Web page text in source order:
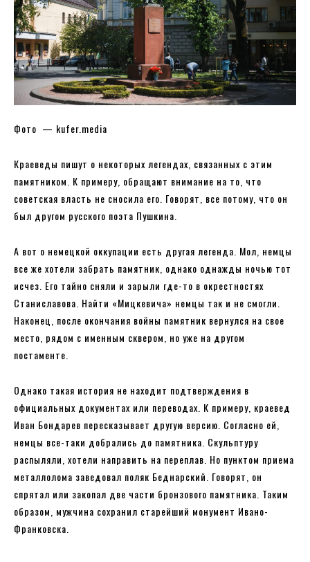
Фото — kufer.media
Краеведы пишут о некоторых легендах, связанных с этим
памятником. К примеру, обращают внимание на то, что
советская власть не сносила его. Говорят, все потому, что он
был другом русского поэта Пушкина.
А вот о немецкой оккупации есть другая легенда. Мол, немцы
все же хотели забрать памятник, однако однажды ночью тот
исчез. Его тайно сняли и зарыли где-то в окрестностях
Станиславова. Найти «Мицкевича» немцы так и не смогли.
Наконец, после окончания войны памятник вернулся на свое
место, рядом с именным сквером, но уже на другом
постаменте.
Однако такая история не находит подтверждения в
официальных документах или переводах. К примеру, краевед
Иван Бондарев пересказывает другую версию. Согласно ей,
немцы все-таки добрались до памятника. Скульптуру
распыляли, хотели направить на переплав. Но пунктом приема
металлолома заведовал поляк Беднарский. Говорят, он
спрятал или закопал две части бронзового памятника. Таким
образом, мужчина сохранил старейший монумент Ивано-
Франковска.